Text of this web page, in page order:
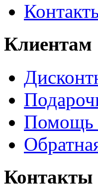
Клиентам
Помощь
Контакты